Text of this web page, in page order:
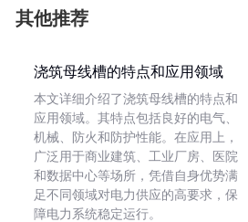
其他推荐
浇筑母线槽的特点和应用领域
本文详细介绍了浇筑母线槽的特点和
应用领域。其特点包括良好的电气、
机械、防火和防护性能。在应用上，
广泛用于商业建筑、工业厂房、医院
和数据中心等场所，凭借自身优势满
足不同领域对电力供应的高要求，保
障电力系统稳定运行。